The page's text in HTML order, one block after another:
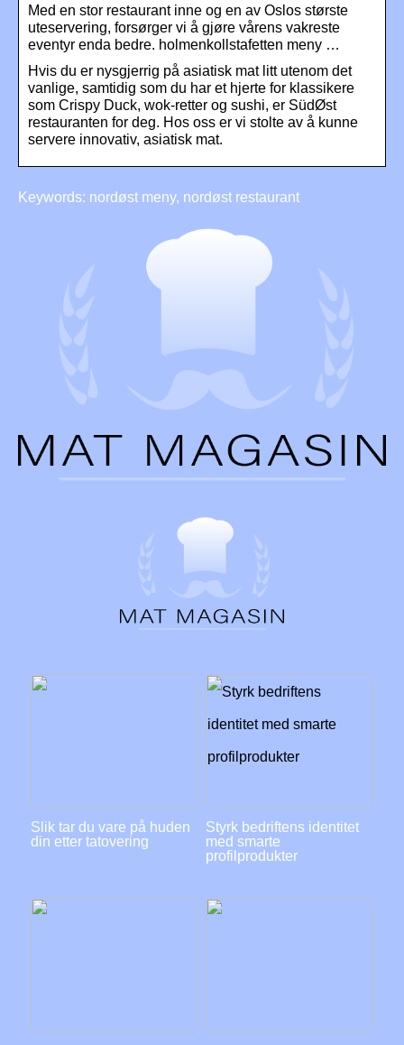
Med en stor restaurant inne og en av Oslos største
uteservering, forsørger vi å gjøre vårens vakreste
eventyr enda bedre. holmenkollstafetten meny …
Hvis du er nysgjerrig på asiatisk mat litt utenom det
vanlige, samtidig som du har et hjerte for klassikere
som Crispy Duck, wok-retter og sushi, er SüdØst
restauranten for deg. Hos oss er vi stolte av å kunne
servere innovativ, asiatisk mat.
Keywords: nordøst meny, nordøst restaurant
Slik tar du vare på huden
din etter tatovering
Styrk bedriftens identitet
med smarte
profilprodukter